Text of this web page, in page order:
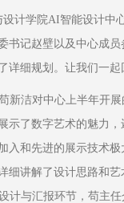
设计学院AI智能设计中
书记赵壁以及中心成
详细规划。让我们一起
新洁对中心上半年开
示了数字艺术的魅力
入和先进的展示技术
细讲解了设计思路和
计与汇报环节，苟主